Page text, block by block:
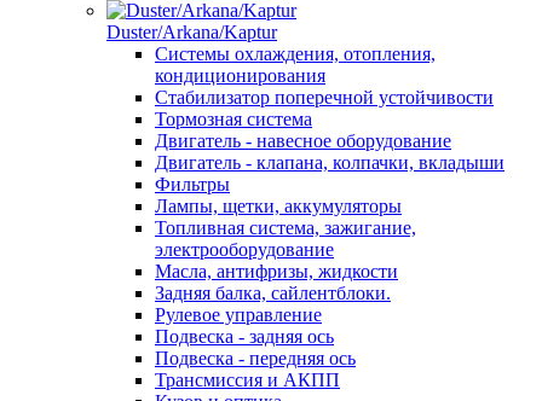
Duster/Arkana/Kaptur
Системы охлаждения, отопления,
кондиционирования
Стабилизатор поперечной устойчивости
Тормозная система
Двигатель - навесное оборудование
Двигатель - клапана, колпачки, вкладыши
Фильтры
Лампы, щетки, аккумуляторы
Топливная система, зажигание,
электрооборудование
Масла, антифризы, жидкости
Задняя балка, сайлентблоки.
Рулевое управление
Подвеска - задняя ось
Подвеска - передняя ось
Трансмиссия и АКПП